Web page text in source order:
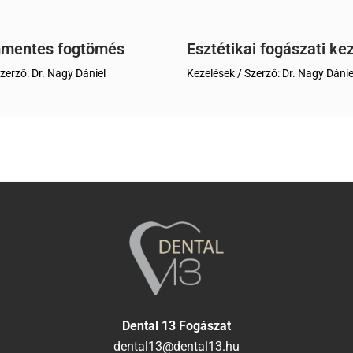
fogtömés
Dr. Nagy Dániel
Esztétikai fogászati
Kezelések/ Szerző: Dr. Nagy
Dental 13 Fogászat
dental13@dental13.hu